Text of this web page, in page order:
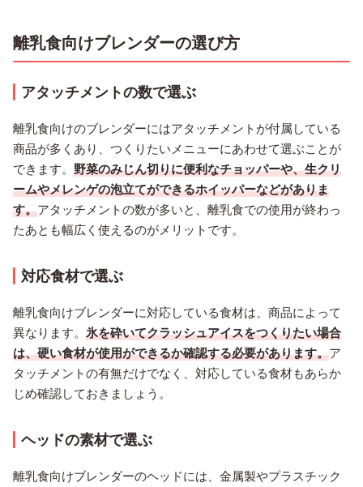
離乳食向けブレンダーの選び方
アタッチメントの数で選ぶ
離乳食向けのブレンダーにはアタッチメントが付属している
商品が多くあり、つくりたいメニューにあわせて選ぶことが
できます。 野菜のみじん切りに便利なチョッパーや、生クリ
ームやメレンゲの泡立てができるホイッパーなどがありま
す。アタッチメントの数が多いと、離乳食での使用が終わっ
たあとも幅広く使えるのがメリットです。
対応食材で選ぶ
離乳食向けブレンダーに対応している食材は、商品によって
異なります。 氷を砕いてクラッシュアイスをつくりたい場合
は、硬い食材が使用ができるか確認する必要があります。ア
タッチメントの有無だけでなく、対応している食材もあらか
じめ確認しておきましょう。
ヘッドの素材で選ぶ
離乳食向けブレンダーのヘッドには、金属製やプラスチック